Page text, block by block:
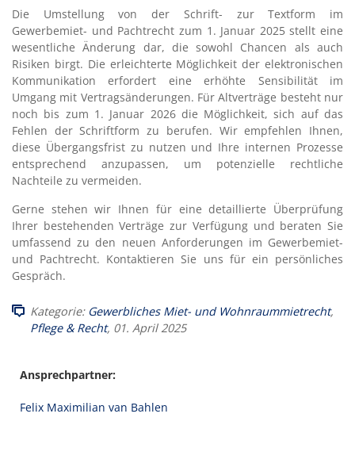
Die Umstellung von der Schrift- zur Textform im
Gewerbemiet- und Pachtrecht zum 1. Januar 2025 stellt eine
wesentliche Änderung dar, die sowohl Chancen als auch
Risiken birgt. Die erleichterte Möglichkeit der elektronischen
Kommunikation erfordert eine erhöhte Sensibilität im
Umgang mit Vertragsänderungen. Für Altverträge besteht nur
noch bis zum 1. Januar 2026 die Möglichkeit, sich auf das
Fehlen der Schriftform zu berufen. Wir empfehlen Ihnen,
diese Übergangsfrist zu nutzen und Ihre internen Prozesse
entsprechend anzupassen, um potenzielle rechtliche
Nachteile zu vermeiden.
Gerne stehen wir Ihnen für eine detaillierte Überprüfung
Ihrer bestehenden Verträge zur Verfügung und beraten Sie
umfassend zu den neuen Anforderungen im Gewerbemiet-
und Pachtrecht. Kontaktieren Sie uns für ein persönliches
Gespräch.
Kategorie: Gewerbliches Miet- und Wohnraummietrecht,
Pflege & Recht, 01. April 2025
Ansprechpartner:
Felix Maximilian van Bahlen